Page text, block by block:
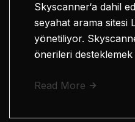
Skyscanner‘a dahil
seyahat arama sitesi
yönetiliyor.
önerileri
Read More